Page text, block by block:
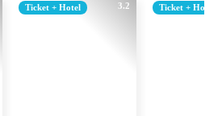
3.2
Ticket + Hotel Ticket + Hotel